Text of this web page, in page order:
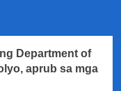
Department of
aprub sa mga